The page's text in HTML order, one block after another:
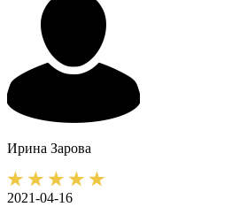
Ирина Зарова
2021-04-16